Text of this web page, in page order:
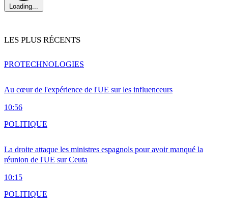
Loading...
LES PLUS RÉCENTS
Au cœur de l'expérience de l'UE sur les influenceurs
10:56
PROTECHNOLOGIES
La droite attaque les ministres espagnols pour avoir manqué la
réunion de l'UE sur Ceuta
10:15
POLITIQUE
POLITIQUE